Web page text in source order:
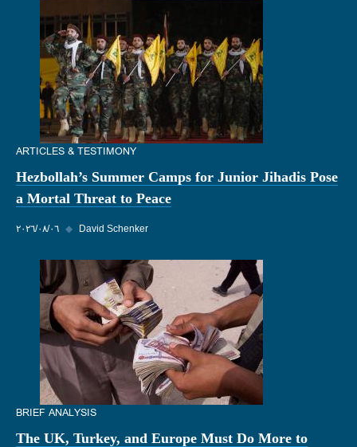
ARTICLES & TESTIMONY
Hezbollah’s Summer Camps for Junior Jihadis Pose
a Mortal Threat to Peace
٠٦‏/٠٨‏/٢٠٢٦ ◆ David Schenker
BRIEF ANALYSIS
The UK, Turkey, and Europe Must Do More to